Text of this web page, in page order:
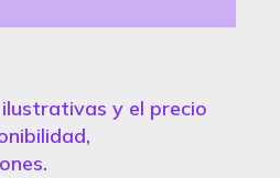
y el precio